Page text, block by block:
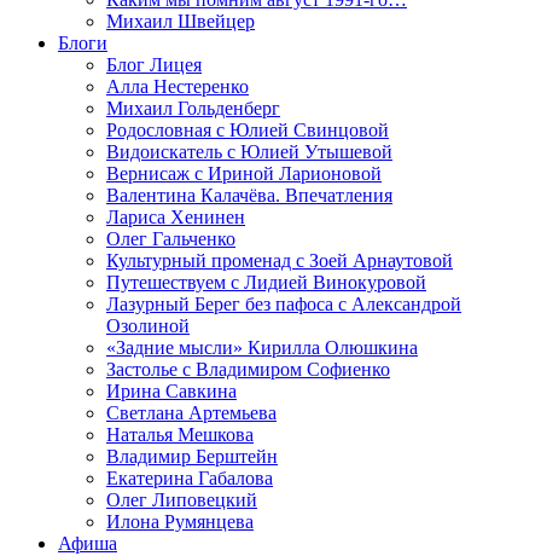
Михаил Швейцер
Блоги
Блог Лицея
Алла Нестеренко
Михаил Гольденберг
Родословная с Юлией Свинцовой
Видоискатель с Юлией Утышевой
Вернисаж с Ириной Ларионовой
Валентина Калачёва. Впечатления
Лариса Хенинен
Олег Гальченко
Культурный променад с Зоей Арнаутовой
Путешествуем с Лидией Винокуровой
Лазурный Берег без пафоса с Александрой
Озолиной
«Задние мысли» Кирилла Олюшкина
Застолье с Владимиром Софиенко
Ирина Савкина
Светлана Артемьева
Наталья Мешкова
Владимир Берштейн
Екатерина Габалова
Олег Липовецкий
Илона Румянцева
Афиша